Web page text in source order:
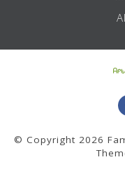
© Copyright 2026